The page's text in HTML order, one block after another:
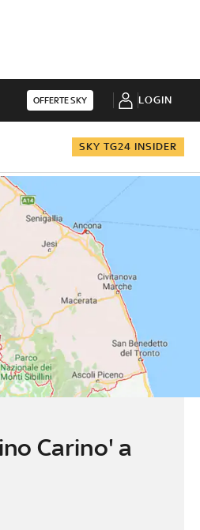
OFFERTE SKY LOGIN
SKY TG24 INSIDER
Carino' a